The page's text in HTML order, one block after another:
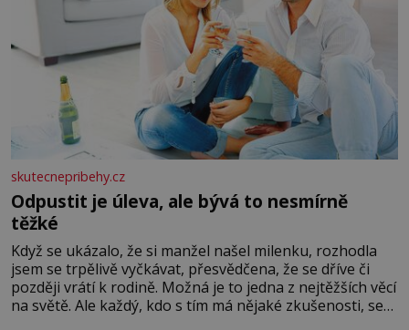
skutecnepribehy.cz
Odpustit je úleva, ale bývá to nesmírně
těžké
Když se ukázalo, že si manžel našel milenku, rozhodla
jsem se trpělivě vyčkávat, přesvědčena, že se dříve či
později vrátí k rodině. Možná je to jedna z nejtěžších věcí
na světě. Ale každý, kdo s tím má nějaké zkušenosti, se